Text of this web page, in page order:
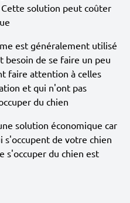
solution peut coûter
est généralement utilisé
besoin de se faire un peu
faire attention à celles
et qui n'ont pas
du chien
solution économique car
s'occupent de votre chien
s'occuper du chien est